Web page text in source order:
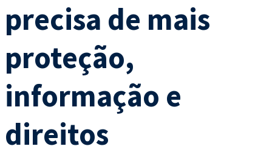
precisa de mais
proteção,
informação e
direitos